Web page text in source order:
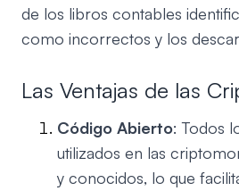
de los libros contables
como incorrectos y los
Las Ventajas de las
Código Abierto: Todos
utilizados en las
y conocidos, lo que